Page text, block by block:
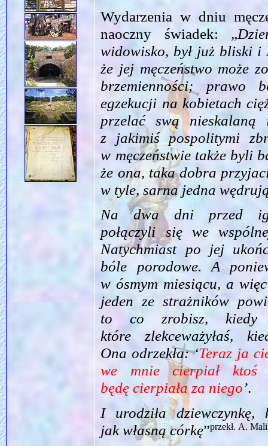
Wydarzenia w dniu
naoczny świadek: „
widowisko, był już bliski i
że jej męczeństwo może
brzemienności; prawo
egzekucji na kobietach
przelać swą
z jakimiś pospolitymi
w męczeństwie także byli
że ona, taka dobra
w tyle, sarna jedna
Na dwa dni przed
połączyli się we
Natychmiast po jej
bóle porodowe. A
w ósmym miesiącu, a
jeden ze strażników
to co zrobisz, kiedy
które zlekceważyłaś,
Ona odrzekła: ‘Teraz ja
we mnie cierpiał
będę cierpiała za niego’.
I urodziła
jak własną córkę”przekł. A.